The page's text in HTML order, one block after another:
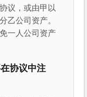
议，或由甲以
乙公司资产。
一人公司资产
协议中注